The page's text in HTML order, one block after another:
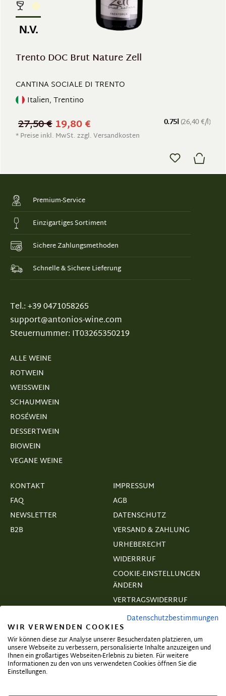
N.V.
Trento DOC Brut Nature Zell
CANTINA SOCIALE DI TRENTO
Italien, Trentino
0.75l (26,40 €/l)
19,80 €
27,50 €
* Preise inkl. MwSt. zzgl. Versandkosten
Premium-Service
Einzigartiges Sortiment
Sichere Zahlungsmethoden
Schnelle & Sichere Lieferung
Tel.: +39 0471058265
support@antonios-wine.com
Steuernummer: IT03265350219
ALLE WEINE
ROTWEIN
WEISSWEIN
SCHAUMWEIN
ROSÉWEIN
DESSERTWEIN
BIOWEIN
VEGANE WEINE
KONTAKT
FAQ
NEWSLETTER
B2B
IMPRESSUM
AGB
DATENSCHUTZ
VERSAND & ZAHLUNG
URHEBERECHT
WIDERRRUF
COOKIE-EINSTELLUNGEN
ÄNDERN
VERTRAGSWIDERRUF
Abonnieren und exklusive Angebote
sichern!
Datenschutzbestimmungen
WIR VERWENDEN COOKIES
Wir können diese zur Analyse unserer Besucherdaten platzieren, um
unsere Webseite zu verbessern, personalisierte Inhalte anzuzeigen und
Ihnen ein großartiges Webseiten-Erlebnis zu bieten. Für weitere
Informationen zu den von uns verwendeten Cookies öffnen Sie die
Einstellungen.